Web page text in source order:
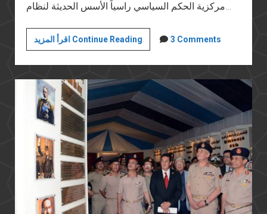
مركزية الحكم السياسي راسياً الأسس الحديثة لنظام…
اقرأ المزيد Continue Readingمن
طبخ
وليمة
المنتصرين؟
3 Comments